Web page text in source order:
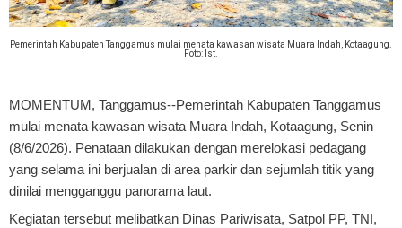
Pemerintah Kabupaten Tanggamus mulai menata kawasan wisata Muara Indah, Kotaagung.
Foto: Ist.
MOMENTUM, Tanggamus--Pemerintah Kabupaten Tanggamus
mulai menata kawasan wisata Muara Indah, Kotaagung, Senin
(8/6/2026). Penataan dilakukan dengan merelokasi pedagang
yang selama ini berjualan di area parkir dan sejumlah titik yang
dinilai mengganggu panorama laut.
Kegiatan tersebut melibatkan Dinas Pariwisata, Satpol PP, TNI,